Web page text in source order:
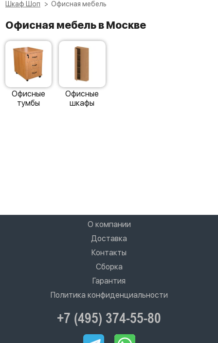
Шкаф Шоп Офисная мебель
Офисная мебель в Москве
Офисные
тумбы
Офисные
шкафы
О компании
Доставка
Контакты
Сборка
Гарантия
Политика конфиденциальности
+7 (495) 374-55-80